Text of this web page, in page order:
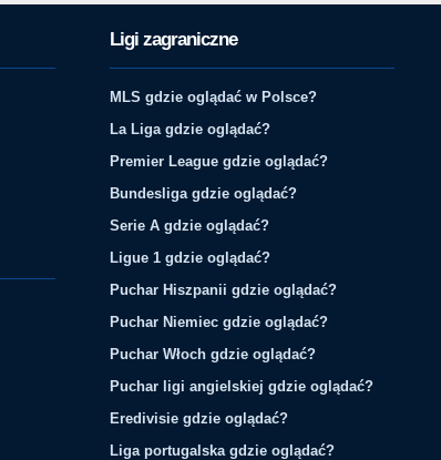
Ligi zagraniczne
MLS gdzie oglądać w Polsce?
La Liga gdzie oglądać?
Premier League gdzie oglądać?
Bundesliga gdzie oglądać?
Serie A gdzie oglądać?
Ligue 1 gdzie oglądać?
Puchar Hiszpanii gdzie oglądać?
Puchar Niemiec gdzie oglądać?
Puchar Włoch gdzie oglądać?
Puchar ligi angielskiej gdzie oglądać?
Eredivisie gdzie oglądać?
Liga portugalska gdzie oglądać?